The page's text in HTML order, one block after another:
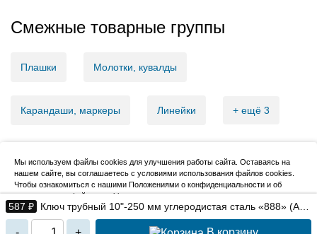
587 ₽
Ключ трубный 10"-250 мм углеродистая сталь «888» (Арт.
6832110)
Смежные товарные группы
Плашки Молотки, кувалды
Карандаши, маркеры Линейки + ещё 3
2007–2026, НовМетиз
Мы используем файлы cookies для улучшения работы сайта. Оставаясь на
нашем сайте, вы соглашаетесь с условиями использования файлов cookies.
Чтобы ознакомиться с нашими Положениями о конфиденциальности и об
использовании файлов cookie,нажмите здесь.
Я согласен